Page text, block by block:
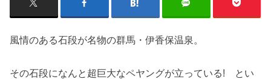
風情のある石段が名物の群馬・伊香保温泉。
その石段になんと超巨大なペヤングが立っている! とい